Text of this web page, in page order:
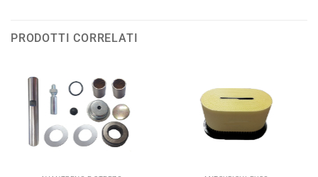
PRODOTTI CORRELATI